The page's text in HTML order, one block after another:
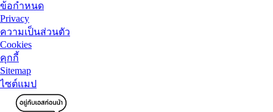
ข้อกำหนด
Privacy
ความเป็นส่วนตัว
Cookies
คุกกี้
Sitemap
ไซต์แมป